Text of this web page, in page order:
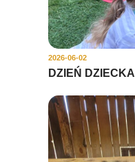
2026-06-02
DZIEŃ DZIECKA